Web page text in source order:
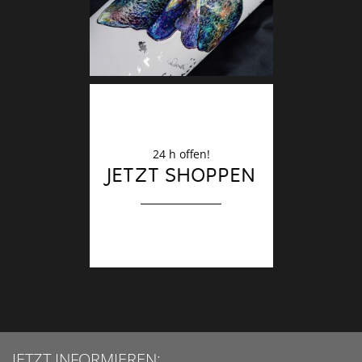
24 h offen!
JETZT SHOPPEN